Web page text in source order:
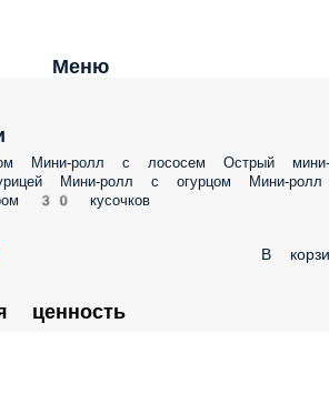
Меню
Мини-ролл с лососем Острый мини-
Мини-ролл с огурцом Мини-ролл
30 кусочков
В
ценность